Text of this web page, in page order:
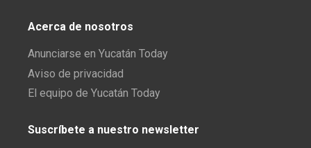
Acerca de nosotros
Anunciarse en Yucatán Today
Aviso de privacidad
El equipo de Yucatán Today
Suscríbete a nuestro newsletter